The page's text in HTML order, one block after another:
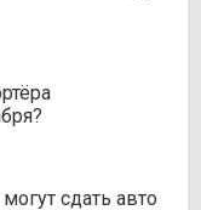
сдать авто